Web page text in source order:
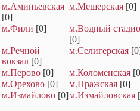
м.Аминьевская
[0]
м.Мещерская [0]
м.Фили [0]
м.Водный
[0]
м.Речной
вокзал [0]
м.Селигерская
м.Перово [0] м.Коломенская
м.Орехово [0] м.Пражская [0]
м.Измайлово [0]м.Измайловская